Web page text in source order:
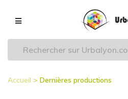
principal
Navigation
principale
Accueil Dernières productions